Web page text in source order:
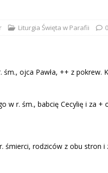
Liturgia Święta w Parafii 0
ojca Pawła, ++ z pokrew.
w r. śm., babcię Cecylię i za +
śmierci, rodziców z obu stron i